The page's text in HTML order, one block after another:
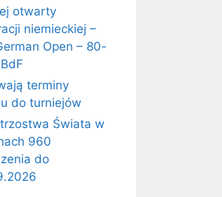
otwarty
niemieckiej –
Open – 80-
terminy
do turniejów
Świata w
960
do